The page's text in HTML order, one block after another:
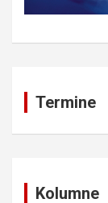
Termine
Kolumne